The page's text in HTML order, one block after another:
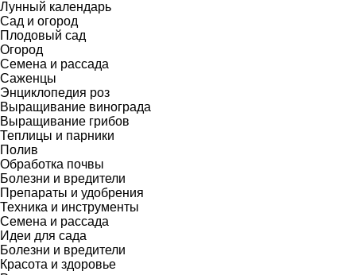
Лунный календарь
Сад и огород
Плодовый сад
Огород
Семена и рассада
Саженцы
Энциклопедия роз
Выращивание винограда
Выращивание грибов
Теплицы и парники
Полив
Обработка почвы
Болезни и вредители
Препараты и удобрения
Техника и инструменты
Семена и рассада
Идеи для сада
Болезни и вредители
Красота и здоровье